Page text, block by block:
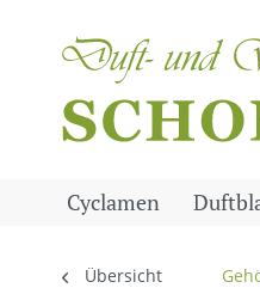
Cyclamen
Übersicht